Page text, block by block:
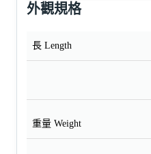
外觀規格
長 Length
重量 Weight